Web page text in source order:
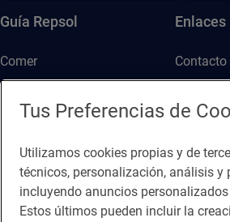
Guía Repsol
Comer
Dormir
Enlaces
Contacto
Canal de
Tus Preferencias de
Utilizamos cookies propias y de
técnicos, personalización, análisis y
incluyendo anuncios
Estos últimos pueden incluir la